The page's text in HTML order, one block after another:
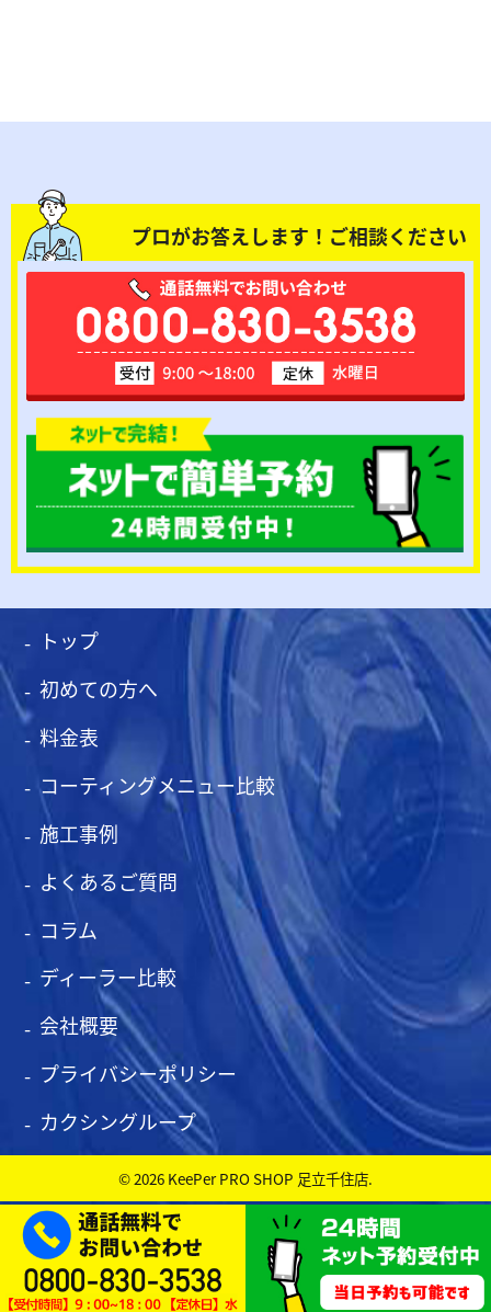
プロがお答えします！ご相談ください
トップ
初めての方へ
料金表
コーティングメニュー比較
施工事例
よくあるご質問
コラム
ディーラー比較
会社概要
プライバシーポリシー
カクシングループ
© 2026 KeePer PRO SHOP 足立千住店.